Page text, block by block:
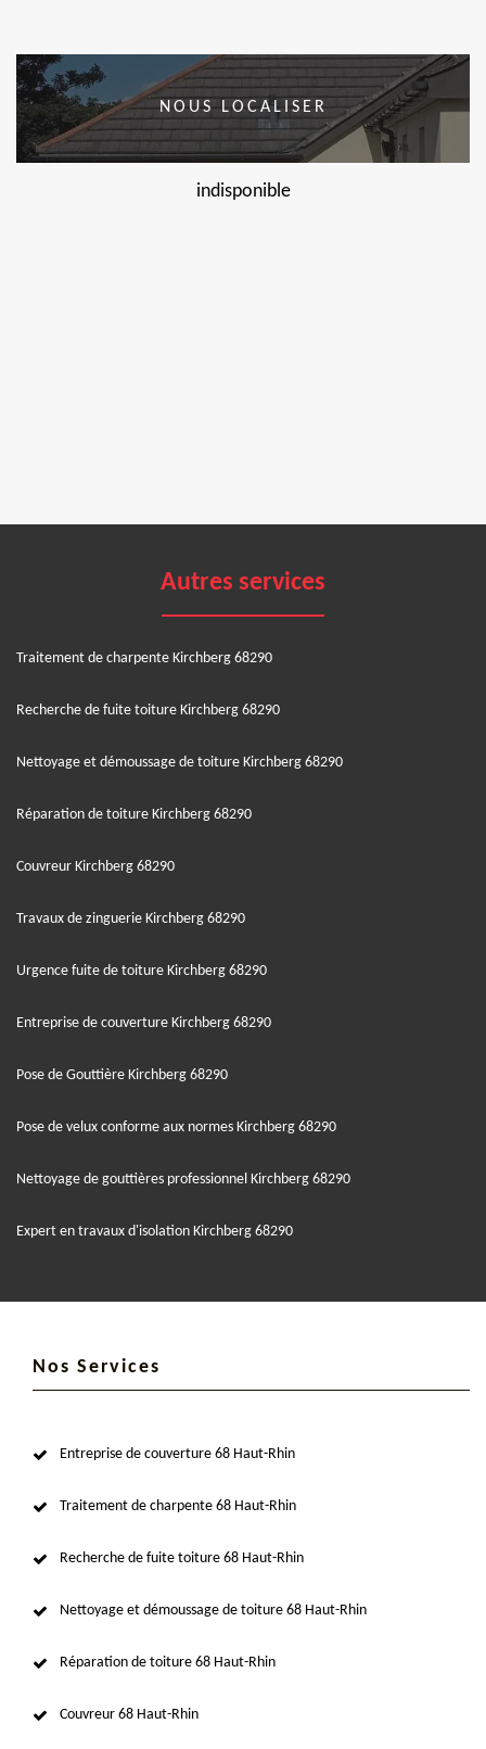
NOUS LOCALISER
indisponible
Autres services
Traitement de charpente Kirchberg 68290
Recherche de fuite toiture Kirchberg 68290
Nettoyage et démoussage de toiture Kirchberg 68290
Réparation de toiture Kirchberg 68290
Couvreur Kirchberg 68290
Travaux de zinguerie Kirchberg 68290
Urgence fuite de toiture Kirchberg 68290
Entreprise de couverture Kirchberg 68290
Pose de Gouttière Kirchberg 68290
Pose de velux conforme aux normes Kirchberg 68290
Nettoyage de gouttières professionnel Kirchberg 68290
Expert en travaux d'isolation Kirchberg 68290
Nos Services
Entreprise de couverture 68 Haut-Rhin
Traitement de charpente 68 Haut-Rhin
Recherche de fuite toiture 68 Haut-Rhin
Nettoyage et démoussage de toiture 68 Haut-Rhin
Réparation de toiture 68 Haut-Rhin
Couvreur 68 Haut-Rhin